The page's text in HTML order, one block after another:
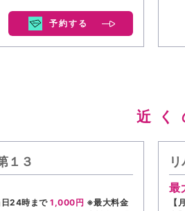
予約する
近く
１３
日24時まで 1,000円 ※最大料金
最
【